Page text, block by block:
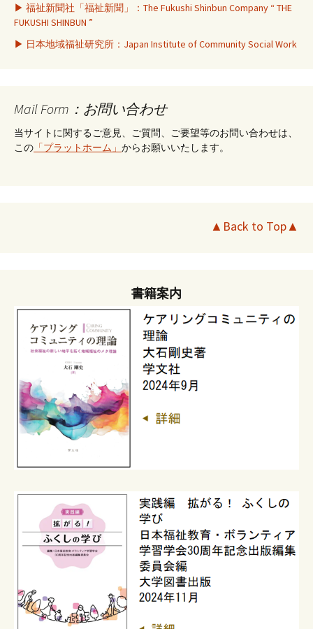
▶ 福祉新聞社「福祉新聞」：The Fukushi Shinbun Company “ THE
FUKUSHI SHINBUN ”
▶ 日本地域福祉研究所：Japan Institute of Community Social Work
Mail Form：お問い合わせ
当サイトに関するご意見、ご質問、ご要望等のお問い合わせは、
この 「プラットホーム」 からお願いいたします。
▲Back to Top▲
書籍案内